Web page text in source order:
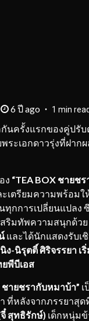
6 ปี ago 1 min read
กันครั้งแรกของคู่ป
ระเอกดาวรุ่งที่ฝาก
ง “TEA BOX ชายช
เตรียมความพร้อม
ทุกการเปลี่ยนแปล
สริมทัพความสนุกด้วย
และได้นักแสดงรับเ
ง-นิรุตติ์ ศิริจรรยา เ
พีบีเอส
ชายชรากับหมาบ้า”
ที่หลังจากภรรยาสุด
จี๋ สุทธิรักษ์) เด็กหนุ่ม